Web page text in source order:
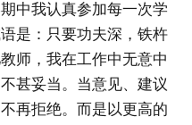
中我认真参加每一次学
是：只要功夫深，铁杵
师，我在工作中无意中
甚妥当。当意见、建议
再拒绝。而是以更高的